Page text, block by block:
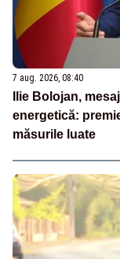
7 aug. 2026, 08:40
Ilie Bolojan,
energetică:
măsurile luate